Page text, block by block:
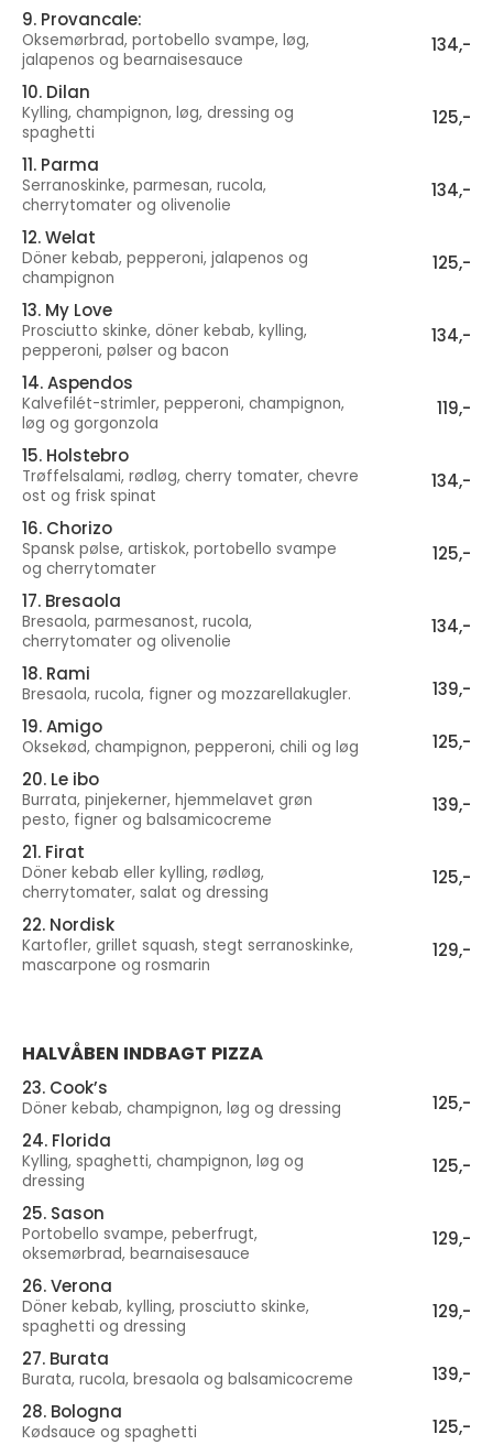
9. Provancale:
Oksemørbrad, portobello svampe, løg,
jalapenos og bearnaisesauce
134,-
10. Dilan
Kylling, champignon, løg, dressing og
spaghetti
125,-
11. Parma
Serranoskinke, parmesan, rucola,
cherrytomater og olivenolie
134,-
12. Welat
Döner kebab, pepperoni, jalapenos og
champignon
125,-
13. My Love
Prosciutto skinke, döner kebab, kylling,
pepperoni, pølser og bacon
134,-
14. Aspendos
Kalvefilét-strimler, pepperoni, champignon,
løg og gorgonzola
119,-
15. Holstebro
Trøffelsalami, rødløg, cherry tomater, chevre
ost og frisk spinat
134,-
16. Chorizo
Spansk pølse, artiskok, portobello svampe
og cherrytomater
125,-
17. Bresaola
Bresaola, parmesanost, rucola,
cherrytomater og olivenolie
134,-
18. Rami
Bresaola, rucola, figner og mozzarellakugler.
139,-
19. Amigo
Oksekød, champignon, pepperoni, chili og løg
125,-
20. Le ibo
Burrata, pinjekerner, hjemmelavet grøn
pesto, figner og balsamicocreme
139,-
21. Firat
Döner kebab eller kylling, rødløg,
cherrytomater, salat og dressing
125,-
22. Nordisk
Kartofler, grillet squash, stegt serranoskinke,
mascarpone og rosmarin
129,-
HALVÅBEN INDBAGT PIZZA
23. Cook’s
Döner kebab, champignon, løg og dressing
125,-
24. Florida
Kylling, spaghetti, champignon, løg og
dressing
125,-
25. Sason
Portobello svampe, peberfrugt,
oksemørbrad, bearnaisesauce
129,-
26. Verona
Döner kebab, kylling, prosciutto skinke,
spaghetti og dressing
129,-
27. Burata
Burata, rucola, bresaola og balsamicocreme
139,-
28. Bologna
Kødsauce og spaghetti 125,-